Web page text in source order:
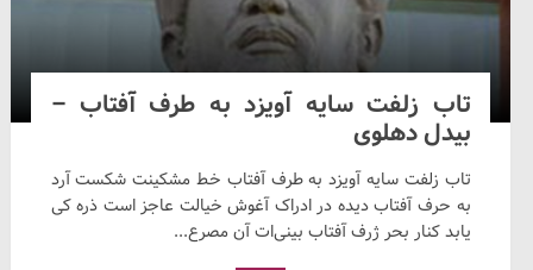
تاب زلفت سایه آویزد به طرف آفتاب –
بیدل دهلوی
تاب زلفت سایه آویزد به طرف آفتاب خط مشکینت شکست آرد
به حرف آفتاب دیده در ادراک آغوش خیالت عاجز است ذره کی
یابد کنار بحر ژرف آفتاب بینی‌ات آن مصرع...